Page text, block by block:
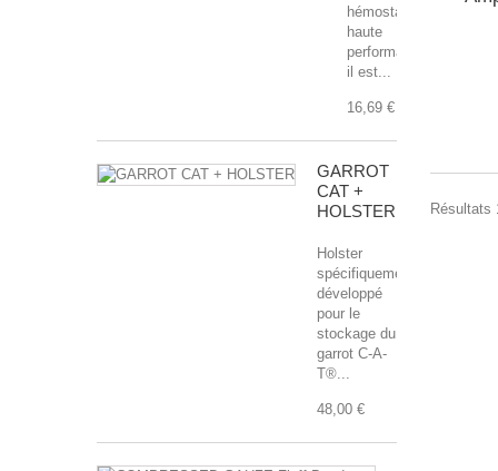
hémostatique
haute
performance,
il est...
16,69 €
GARROT
CAT +
HOLSTER
Holster
spécifiquement
développé
pour le
stockage du
garrot C-A-
T®...
48,00 €
Résultats